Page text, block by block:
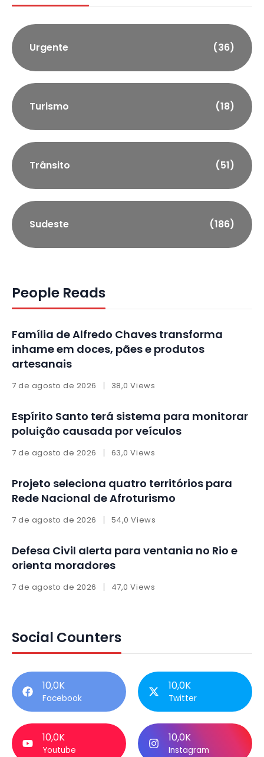
Urgente (36)
Turismo (18)
Trânsito (51)
Sudeste (186)
People Reads
Família de Alfredo Chaves transforma
inhame em doces, pães e produtos
artesanais
7 de agosto de 2026 38,0 Views
Espírito Santo terá sistema para monitorar
poluição causada por veículos
7 de agosto de 2026 63,0 Views
Projeto seleciona quatro territórios para
Rede Nacional de Afroturismo
7 de agosto de 2026 54,0 Views
Defesa Civil alerta para ventania no Rio e
orienta moradores
7 de agosto de 2026 47,0 Views
Social Counters
10,0K
Facebook
10,0K
Twitter
10,0K
Youtube
10,0K
Instagram